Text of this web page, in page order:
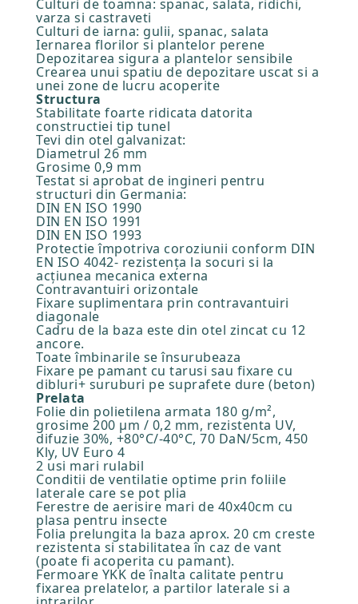
Culturi de toamna: spanac, salata, ridichi,
varza si castraveti
Culturi de iarna: gulii, spanac, salata
Iernarea florilor si plantelor perene
Depozitarea sigura a plantelor sensibile
Crearea unui spatiu de depozitare uscat si a
unei zone de lucru acoperite
Structura
Stabilitate foarte ridicata datorita
constructiei tip tunel
Tevi din otel galvanizat:
Diametrul 26 mm
Grosime 0,9 mm
Testat si aprobat de ingineri pentru
structuri din Germania:
DIN EN ISO 1990
DIN EN ISO 1991
DIN EN ISO 1993
Protectie împotriva coroziunii conform DIN
EN ISO 4042- rezistenţa la socuri si la
acţiunea mecanica externa
Contravantuiri orizontale
Fixare suplimentara prin contravantuiri
diagonale
Cadru de la baza este din otel zincat cu 12
ancore.
Toate îmbinarile se însurubeaza
Fixare pe pamant cu tarusi sau fixare cu
dibluri+ suruburi pe suprafete dure (beton)
Prelata
Folie din polietilena armata 180 g/m²,
grosime 200 µm / 0,2 mm, rezistenta UV,
difuzie 30%, +80°C/-40°C, 70 DaN/5cm, 450
Kly, UV Euro 4
2 usi mari rulabil
Conditii de ventilatie optime prin foliile
laterale care se pot plia
Ferestre de aerisire mari de 40x40cm cu
plasa pentru insecte
Folia prelungita la baza aprox. 20 cm creste
rezistenta si stabilitatea în caz de vant
(poate fi acoperita cu pamant).
Fermoare YKK de înalta calitate pentru
fixarea prelatelor, a partilor laterale si a